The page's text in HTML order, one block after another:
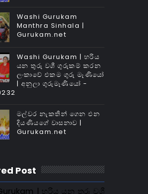
Washi Gurukam
Manthra Sinhala |
Gurukam.net
Washi Gurukam | හරිය
යන තුරු වශී ගුරුකම් කරන
ලංකාවේ එකම ගුරු මෑණියෝ
| අනුලා ගුරුමෑණියෝ -
මල්වර නැකතින් ගෙන එන
දියණියගේ වාසනාව |
Gurukam.net
Post
| හරිය යන තුරු වශී